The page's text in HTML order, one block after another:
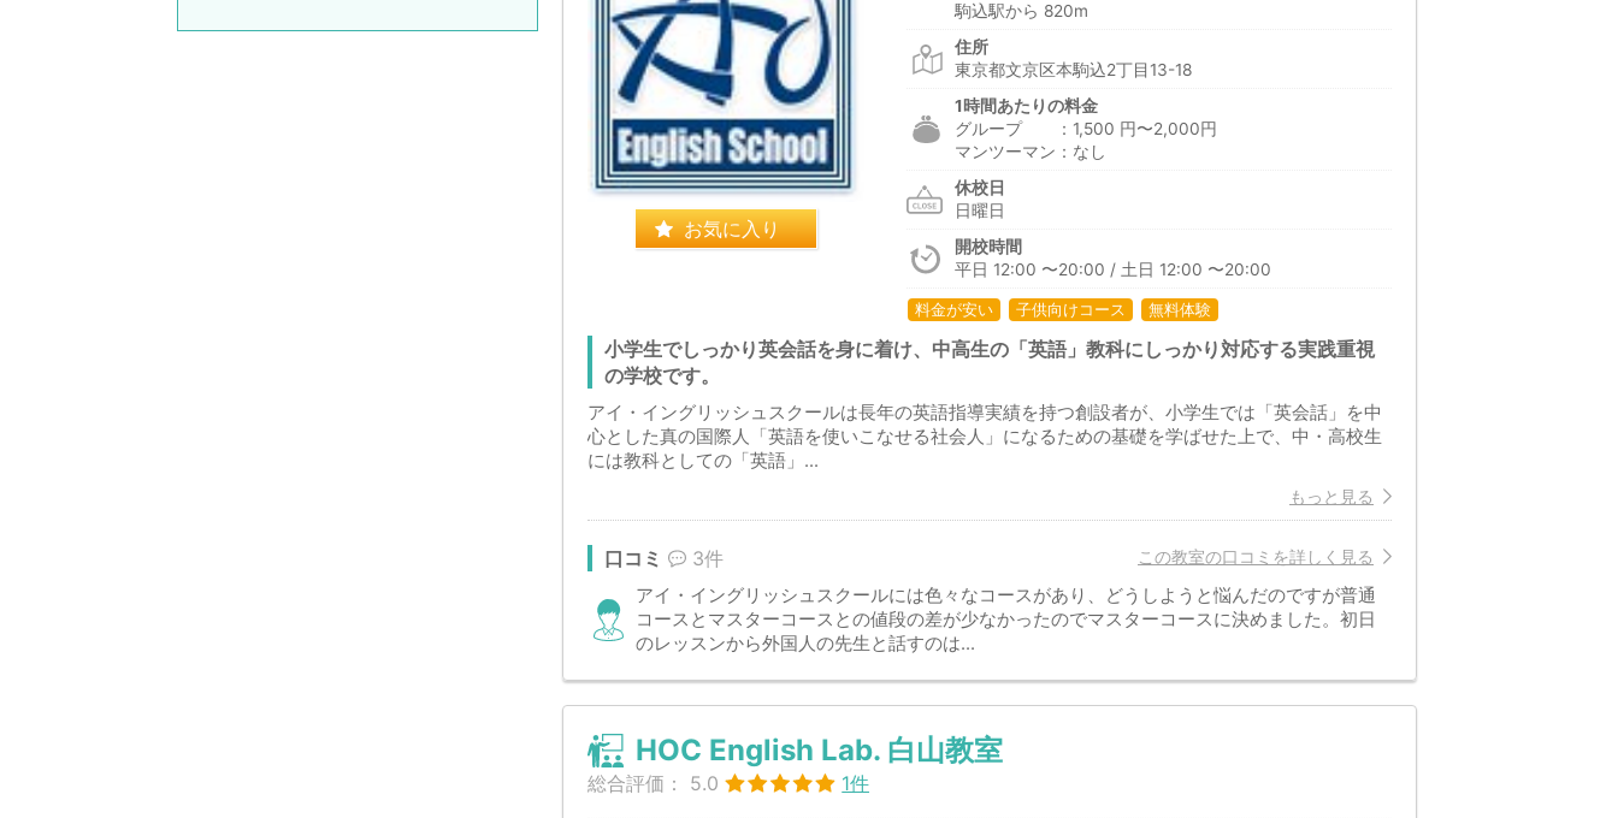
お気に入り
駒込駅から 820m
住所
東京都文京区本駒込2丁目13-18
1時間あたりの料金
グループ ：1,500 円〜2,000円
マンツーマン：なし
休校日
日曜日
開校時間
平日 12:00 〜20:00 / 土日 12:00 〜20:00
料金が安い 子供向けコース 無料体験
小学生でしっかり英会話を身に着け、中高生の「英語」教科にしっかり対応する実践重視
の学校です。
アイ・イングリッシュスクールは長年の英語指導実績を持つ創設者が、小学生では「英会話」を中
心とした真の国際人「英語を使いこなせる社会人」になるための基礎を学ばせた上で、中・高校生
には教科としての「英語」...
もっと見る
この教室の口コミを詳しく見る
口コミ 3件
アイ・イングリッシュスクールには色々なコースがあり、どうしようと悩んだのですが普通
コースとマスターコースとの値段の差が少なかったのでマスターコースに決めました。初日
のレッスンから外国人の先生と話すのは...
HOC English Lab. 白山教室
総合評価： 5.0 1件